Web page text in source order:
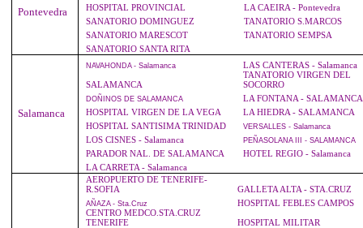
Pontevedra
HOSPITAL PROVINCIAL
LA CAEIRA - Pontevedra
SANATORIO DOMINGUEZ
TANATORIO S.MARCOS
SANATORIO MARESCOT
TANATORIO SEMPSA
SANATORIO SANTA RITA
Salamanca
NAVAHONDA- Salamanca
LAS CANTERAS - Salamanca
SALAMANCA
TANATORIO VIRGEN DEL
SOCORRO
DOÑINOSDE SALAMANCA
LA FONTANA - SALAMANCA
HOSPITAL VIRGEN DE LA VEGA
LA HIEDRA - SALAMANCA
HOSPITAL SANTISIMA TRINIDAD
VERSALLES- Salamanca
LOS CISNES - Salamanca PEÑASOLANAIII - SALAMANCA
PARADOR NAL. DE SALAMANCA
HOTEL REGIO - Salamanca
LA CARRETA - Salamanca
AEROPUERTO DE TENERIFE-
R.SOFIA
GALLETA ALTA - STA.CRUZ
AÑAZA- Sta.Cruz
HOSPITAL FEBLES CAMPOS
CENTRO MEDCO.STA.CRUZ
TENERIFE
HOSPITAL MILITAR